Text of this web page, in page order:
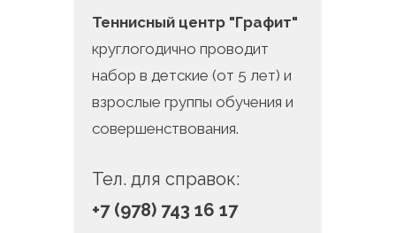
Теннисный центр "Графит"
круглогодично проводит
набор в детские (от 5 лет) и
взрослые группы обучения и
совершенствования.
Тел. для справок:
+7 (978) 743 16 17